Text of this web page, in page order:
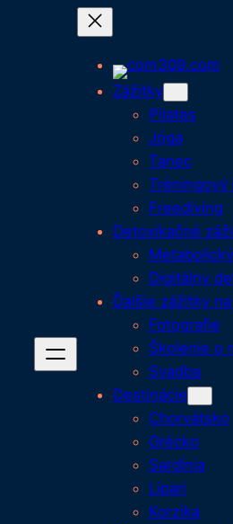
Zážitky
Pilates
Jóga
Tanec
Tréningový
Freediving
Detoxikačné
Digitálny
Ďalšie zážitky
Fotografie
Školenie o
Svadba
Destinácie
Chorvátsko
Grécko
Sardínia
Lipari
Korzika